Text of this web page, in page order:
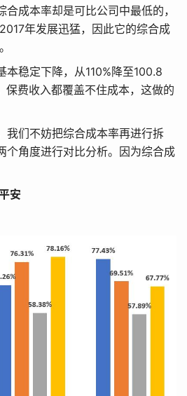
成本率却是可比公司中最低的，
年发展迅猛，因此它的综合成
稳定下降，从110%降至100.8
保费收入都覆盖不住成本，这做的
们不妨把综合成本率再进行拆
个角度进行对比分析。因为综合成
安